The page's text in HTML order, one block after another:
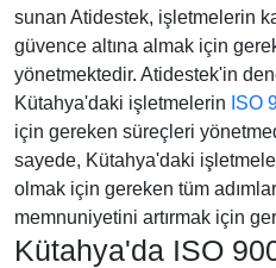
sunan Atidestek, işletmelerin
güvence altına almak için
yönetmektedir. Atidestek'in
Kütahya'daki işletmelerin ISO
için gereken süreçleri
sayede, Kütahya'daki
olmak için gereken tüm
memnuniyetini artırmak için
Kütahya'da ISO